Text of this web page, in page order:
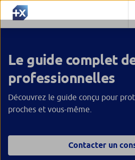
Le guide complet
professionnelles
Découvrez le guide conçu pour
proches et vous-même.
Contacter un